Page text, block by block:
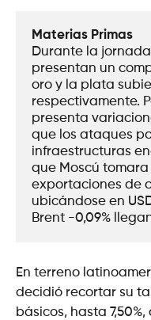
Materias Primas
Durante la
presentan un
oro y la plata
respectivamente.
presenta
que los ataques
infraestructuras
que Moscú
exportaciones de
ubicándose en
Brent -0,09%
En terreno
decidió recortar su
básicos, hasta